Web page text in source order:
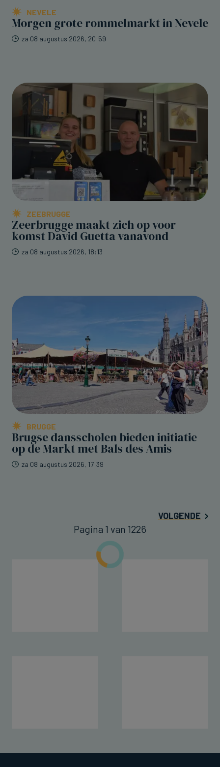
NEVELE
Morgen grote rommelmarkt in Nevele
za 08 augustus 2026, 20:59
ZEEBRUGGE
Zeerbrugge maakt zich op voor
komst David Guetta vanavond
za 08 augustus 2026, 18:13
BRUGGE
Brugse dansscholen bieden initiatie
op de Markt met Bals des Amis
za 08 augustus 2026, 17:39
VOLGENDE
Pagina 1 van 1226